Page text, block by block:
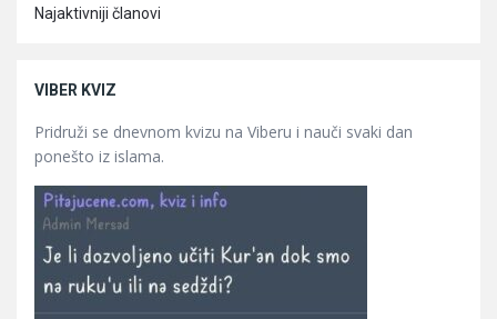
Najaktivniji članovi
VIBER KVIZ
Pridruži se dnevnom kvizu na Viberu i nauči svaki dan
ponešto iz islama.